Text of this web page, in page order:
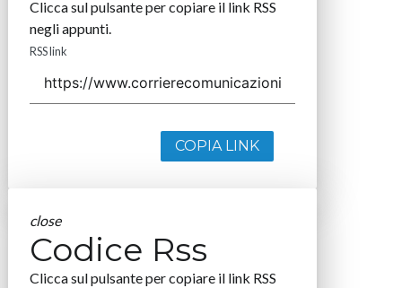
Clicca sul pulsante per copiare il link RSS
negli appunti.
RSS link
COPIA LINK
close
Codice Rss
Clicca sul pulsante per copiare il link RSS